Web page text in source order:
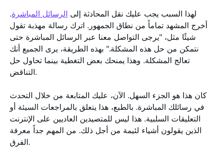
لهذا السبب يجب عليك نقل المحادثة إلى الرسائل المباشرة.
أخرج المشهد تماماً من نطاق الجمهور. اترك رسالة مهذبة تقول
شيئًا مثل، "يرجى التواصل معنا عبر الرسائل المباشرة حتى
نتمكن من حل هذه المشكلة." بهذه الطريقة، يرى الجميع أنك
تعالج المشكلة. وهذا يمنحك بعض التغطية بينما تحاول حل
التناقض.
كان هذا هو الجزء السهل. الآن، عليك المتابعة من خلال التحدث
في رسائلك المباشرة. بالطبع، هذا يتعلق بالمراجعات السيئة أو
التعليقات السلبية. هذا ليس للمتصيدين العاديين على الإنترنت
الذين يقولون أشياء لئيمة من أجل ذلك. من المهم جداً معرفة
الفرق.